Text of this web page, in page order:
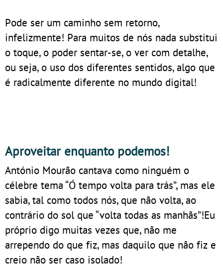
Pode ser um caminho sem retorno,
infelizmente! Para muitos de nós nada substitui
o toque, o poder sentar-se, o ver com detalhe,
ou seja, o uso dos diferentes sentidos, algo que
é radicalmente diferente no mundo digital!
Aproveitar enquanto podemos!
António Mourão cantava como ninguém o
célebre tema “Ó tempo volta para trás”, mas ele
sabia, tal como todos nós, que não volta, ao
contrário do sol que “volta todas as manhãs”!Eu
próprio digo muitas vezes que, não me
arrependo do que fiz, mas daquilo que não fiz e
creio não ser caso isolado!